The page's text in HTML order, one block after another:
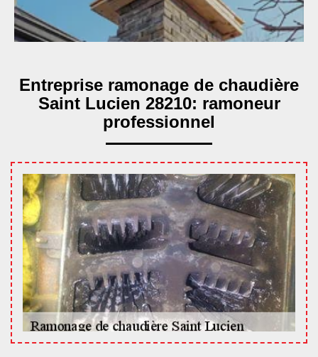
Entreprise ramonage de chaudière
Saint Lucien 28210: ramoneur
professionnel